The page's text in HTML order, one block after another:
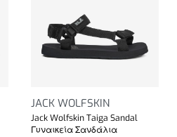
JACK WOLFSKIN
Jack Wolfskin Taiga Sandal
Γυναικεία Σανδάλια